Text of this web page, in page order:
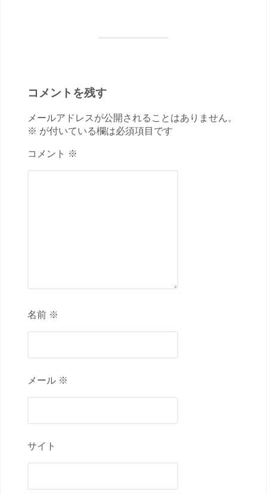
コメントを残す
メールアドレスが公開されることはありません。
※ が付いている欄は必須項目です
コメント ※
名前 ※
メール ※
サイト